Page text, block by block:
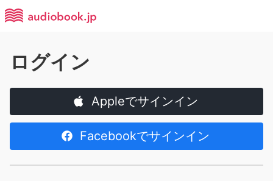
ログイン
Appleでサインイン
Facebookでサインイン